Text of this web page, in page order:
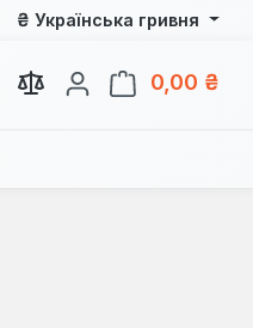
₴ Українська гривня
вас є 0 у списку бажань
0,00 ₴